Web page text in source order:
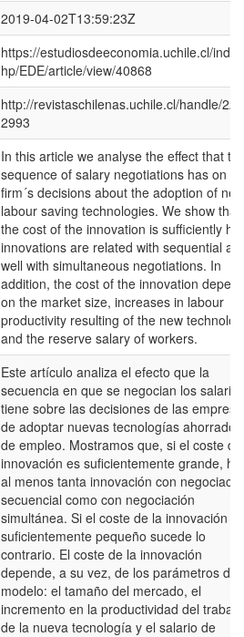
2019-04-02T13:59:23Z
https://estudiosdeeconomia.uchile.cl/
hp/EDE/article/view/40868
http://revistaschilenas.uchile.cl/handle/
2993
In this article we analyse the effect that
sequence of salary negotiations has on
firm´s decisions about the adoption of new
labour saving technologies. We show that
the cost of the innovation is sufficiently
innovations are related with sequential as
well with simultaneous negotiations. In
addition, the cost of the innovation
on the market size, increases in labour
productivity resulting of the new
and the reserve salary of workers.
Este artículo analiza el efecto que la
secuencia en que se negocian los salarios
tiene sobre las decisiones de las
de adoptar nuevas tecnologías
de empleo. Mostramos que, si el coste
innovación es suficientemente grande,
al menos tanta innovación con
secuencial como con negociación
simultánea. Si el coste de la innovación es
suficientemente pequeño sucede lo
contrario. El coste de la innovación
depende, a su vez, de los parámetros del
modelo: el tamaño del mercado, el
incremento en la productividad del trabajo
de la nueva tecnología y el salario de